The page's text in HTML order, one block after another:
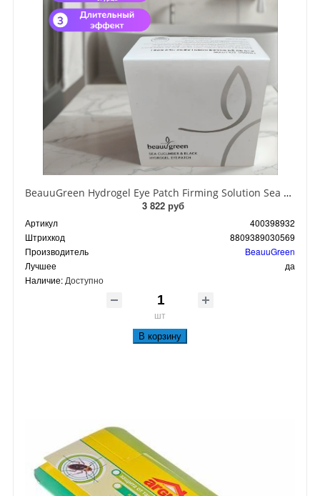
BeauuGreen Hydrogel Eye Patch Firming Solution Sea Cocumber & Black Гидрогелевые патчи для кожи вокруг глаз с экстрактом черного морского огурца 60 шт 90 гр
3 822 руб
Артикул
400398932
Штрихкод
8809389030569
Производитель
BeauuGreen
Лучшее
да
Наличие: Доступно
шт
В корзину